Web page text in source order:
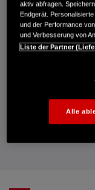
Route planen
Händlerbestand anzeigen
Händler kontaktieren
aktiv abfragen.
Endgerät.
und der Performance
und Verbesserung von
Liste der Partner
Alle